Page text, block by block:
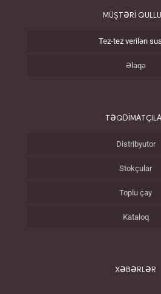
MÜŞTƏRİ
Tez-tez verilən
Əlaqə
Distribyutor
Stokçular
Toplu çay
Kataloq
XƏBƏRLƏR